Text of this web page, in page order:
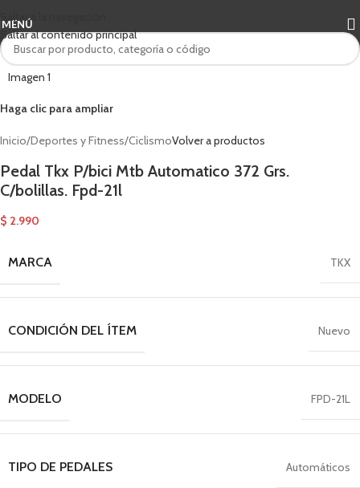
Saltar a la navegación
Saltar al contenido principal
MENÚ
Haga clic para ampliar
Inicio/Deportes y Fitness/CiclismoVolver a productos
Pedal Tkx P/bici Mtb Automatico 372 Grs.
C/bolillas. Fpd-21l
$ 2.990
MARCA TKX
CONDICIÓN DEL ÍTEM Nuevo
MODELO FPD-21L
TIPO DE PEDALES Automáticos